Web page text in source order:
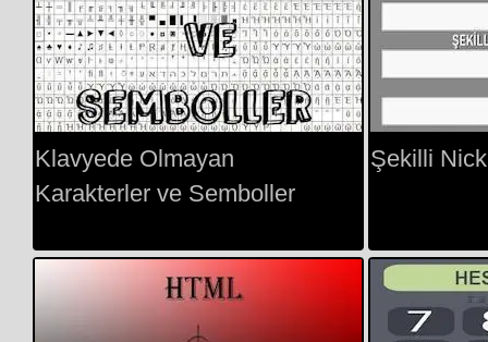
Klavyede Olmayan
Karakterler ve Semboller
Şekilli